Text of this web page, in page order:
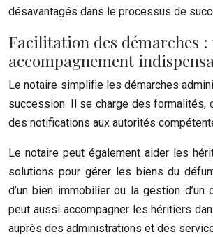
désavantagés dans le processus de
Facilitation des démarches :
accompagnement
Le notaire simplifie les démarches
succession. Il se charge des formalités,
des notifications aux autorités
Le notaire peut également aider les
solutions pour gérer les biens du
d’un bien immobilier ou la gestion d’un
peut aussi accompagner les héritiers
auprès des administrations et des